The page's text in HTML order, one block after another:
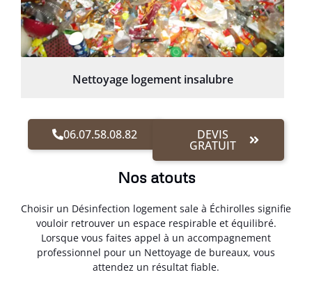
Nettoyage logement insalubre
06.07.58.08.82 DEVIS
GRATUIT
Nos atouts
Choisir un Désinfection logement sale à Échirolles signifie
vouloir retrouver un espace respirable et équilibré.
Lorsque vous faites appel à un accompagnement
professionnel pour un Nettoyage de bureaux, vous
attendez un résultat fiable.